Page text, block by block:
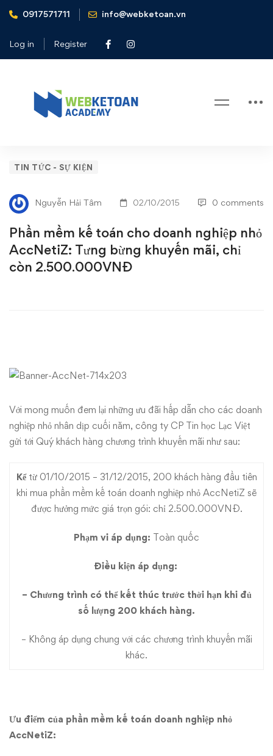
0917571711 info@webketoan.vn
Log in Register
Home
Tin tức - Sự kiện
bừng khuyến mãi, chỉ còn 2.500.000VNĐ
Phần
mềm
kế
toán
cho
nhỏ
AccNetiZ:
Tưng
bừng
khuyến
mãi,
2.500.000VNĐ
TIN TỨC - SỰ KIỆN
Nguyễn Hải Tâm 02/10/2015 0 comments
Phần mềm kế toán cho doanh nghiệp nhỏ
AccNetiZ: Tưng bừng khuyến mãi, chỉ
còn 2.500.000VNĐ
Với mong muốn đem lại những ưu đãi hấp dẫn cho các doanh
nghiệp nhỏ nhân dịp cuối năm, công ty CP Tin học Lạc Việt
gửi tới Quý khách hàng chương trình khuyến mãi như sau:
Kểtừ 01/10/2015 – 31/12/2015, 200 khách hàng đầu tiên
khi mua phần mềm kế toán doanh nghiệp nhỏ AccNetiZ sẽ
được hưởng mức giá trọn gói: chỉ 2.500.000VNĐ.
Phạm vi áp dụng: Toàn quốc
Điều kiện áp dụng: ​
– Chương trình có thể kết thúc trước thời hạn khi đủ
số lượng 200 khách hàng.
– Không áp dụng chung với các chương trình khuyến mãi
khác.
Ưu điểm của phần mềm kế toán doanh nghiệp nhỏ
AccNetiZ: